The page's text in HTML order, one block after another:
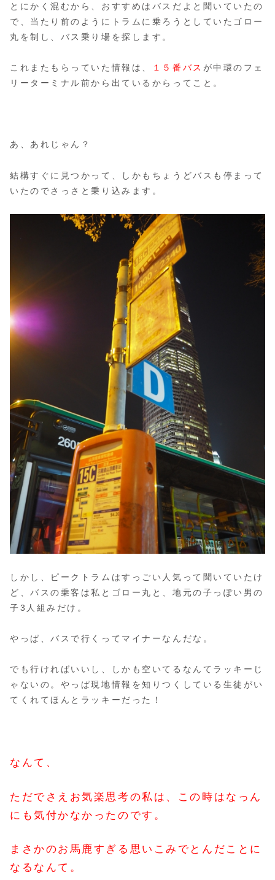
とにかく混むから、おすすめはバスだよと聞いていたの
で、当たり前のようにトラムに乗ろうとしていたゴロー
丸を制し、バス乗り場を探します。
これまたもらっていた情報は、 １５番バス が中環のフェ
リーターミナル前から出ているからってこと。
あ、あれじゃん？
結構すぐに見つかって、しかもちょうどバスも停まって
いたのでさっさと乗り込みます。
しかし、ピークトラムはすっごい人気って聞いていたけ
ど、バスの乗客は私とゴロー丸と、地元の子っぽい男の
子3人組みだけ。
やっぱ、バスで行くってマイナーなんだな。
でも行ければいいし、しかも空いてるなんてラッキーじ
ゃないの。やっぱ現地情報を知りつくしている生徒がい
てくれてほんとラッキーだった！
なんて、
ただでさえお気楽思考の私は、この時はなっん
にも気付かなかったのです。
まさかのお馬鹿すぎる思いこみでとんだことに
なるなんて。